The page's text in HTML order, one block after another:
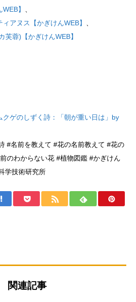
】
アヌス【かぎけんWEB】
芙蓉)【かぎけんWEB】
クゲのしずく詩：「朝が重い日は」by
#名前を教えて #花の名前教えて #花の
のわからない花 #植物図鑑 #かぎけん
学技術研究所
関連記事